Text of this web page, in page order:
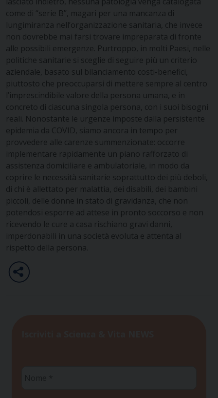
come di “serie B”, magari per una mancanza di
lungimiranza nell’organizzazione sanitaria, che invece
non dovrebbe mai farsi trovare impreparata di fronte
alle possibili emergenze. Purtroppo, in molti Paesi, nelle
politiche sanitarie si sceglie di seguire più un criterio
aziendale, basato sul bilanciamento costi-benefici,
piuttosto che preoccuparsi di mettere sempre al centro
l’imprescindibile valore della persona umana, e in
concreto di ciascuna singola persona, con i suoi bisogni
reali. Nonostante le urgenze imposte dalla persistente
epidemia da COVID, siamo ancora in tempo per
provvedere alle carenze summenzionate: occorre
implementare rapidamente un piano rafforzato di
assistenza domiciliare e ambulatoriale, in modo da
coprire le necessità sanitarie soprattutto dei più deboli,
di chi è allettato per malattia, dei disabili, dei bambini
piccoli, delle donne in stato di gravidanza, che non
potendosi esporre ad attese in pronto soccorso e non
ricevendo le cure a casa rischiano gravi danni,
imperdonabili in una società evoluta e attenta al
rispetto della persona.